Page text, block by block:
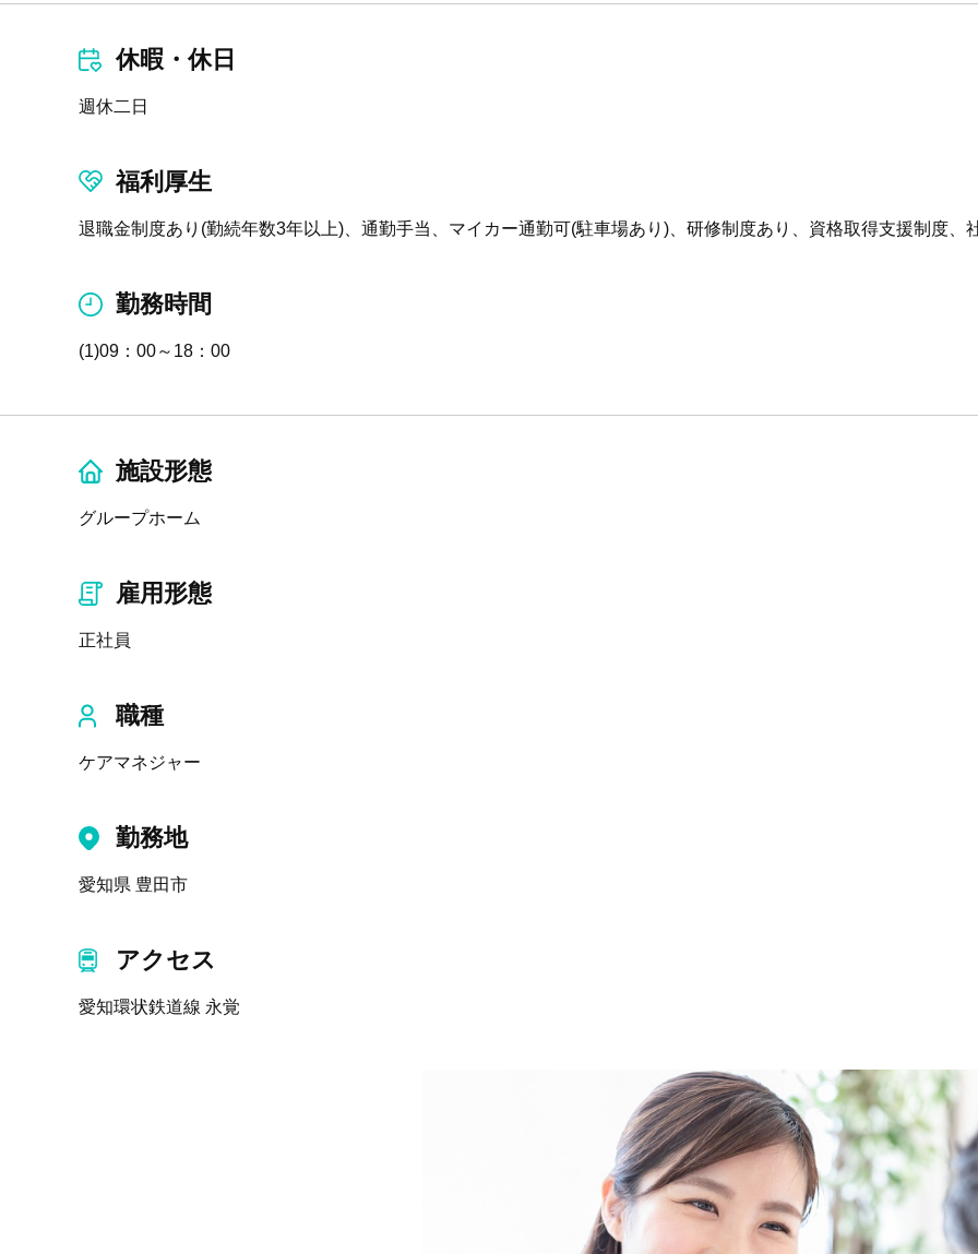
休暇・休日
週休二日
福利厚生
退職金制度あり(勤続年数3年以上)、通勤手当、マイカー通勤可(駐車場あり)、研修制度あり、資格取得支援制度、
勤務時間
(1)09：00～18：00
施設形態
グループホーム
雇用形態
正社員
職種
ケアマネジャー
勤務地
愛知県 豊田市
アクセス
愛知環状鉄道線 永覚